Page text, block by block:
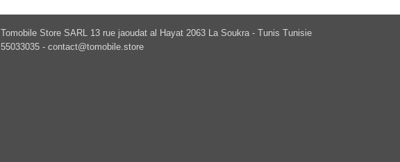
Tomobile Store SARL 13 rue jaoudat al Hayat 2063 La Soukra - Tunis Tunisie
55033035 - contact@tomobile.store